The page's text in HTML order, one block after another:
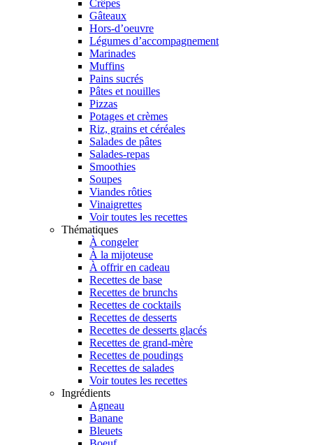
Crêpes
Gâteaux
Hors-d’oeuvre
Légumes d’accompagnement
Marinades
Muffins
Pains sucrés
Pâtes et nouilles
Pizzas
Potages et crèmes
Riz, grains et céréales
Salades de pâtes
Salades-repas
Smoothies
Soupes
Viandes rôties
Vinaigrettes
Voir toutes les recettes
Thématiques
À congeler
À la mijoteuse
À offrir en cadeau
Recettes de base
Recettes de brunchs
Recettes de cocktails
Recettes de desserts
Recettes de desserts glacés
Recettes de grand-mère
Recettes de poudings
Recettes de salades
Voir toutes les recettes
Ingrédients
Agneau
Banane
Bleuets